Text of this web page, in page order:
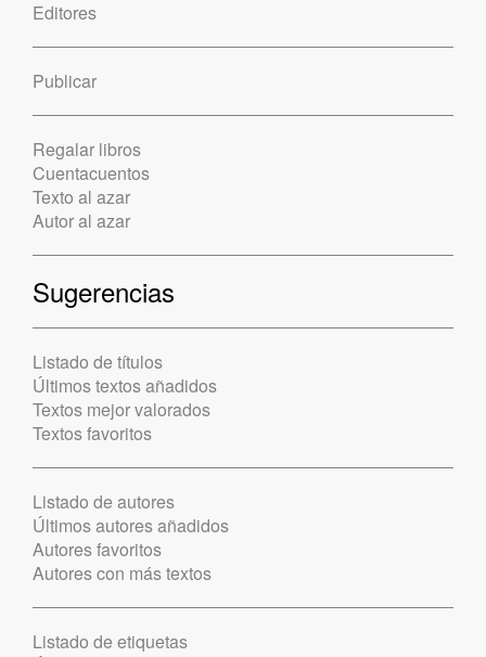
Editores
Publicar
Regalar libros
Cuentacuentos
Texto al azar
Autor al azar
Sugerencias
Listado de títulos
Últimos textos añadidos
Textos mejor valorados
Textos favoritos
Listado de autores
Últimos autores añadidos
Autores favoritos
Autores con más textos
Listado de etiquetas